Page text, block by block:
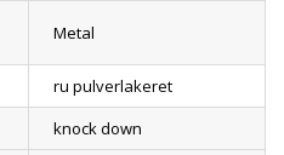
Metal
ru pulverlakeret
knock down